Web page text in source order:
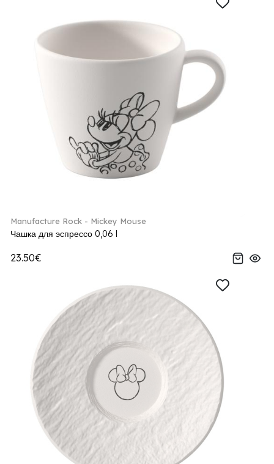
Manufacture Rock - Mickey Mouse
Чашка для эспрессо 0,06 l
23.50€